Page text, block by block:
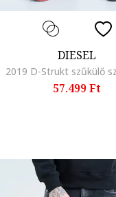
DIESEL
57.499 Ft